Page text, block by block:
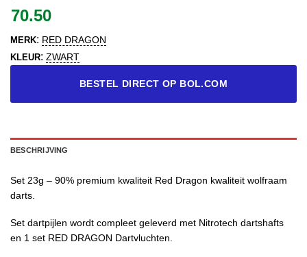
70.50
MERK: RED DRAGON
KLEUR: ZWART
BESTEL DIRECT OP BOL.COM
BESCHRIJVING
Set 23g – 90% premium kwaliteit Red Dragon kwaliteit wolfraam
darts.
Set dartpijlen wordt compleet geleverd met Nitrotech dartshafts
en 1 set RED DRAGON Dartvluchten.